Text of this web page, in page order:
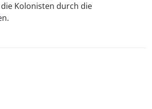
Kolonisten durch die